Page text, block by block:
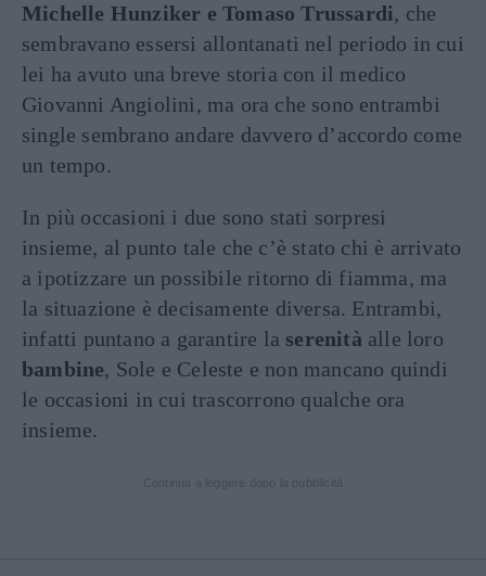
Michelle Hunziker e Tomaso Trussardi, che
sembravano essersi allontanati nel periodo in cui
lei ha avuto una breve storia con il medico
Giovanni Angiolini, ma ora che sono entrambi
single sembrano andare davvero d’accordo come
un tempo.
In più occasioni i due sono stati sorpresi
insieme, al punto tale che c’è stato chi è arrivato
a ipotizzare un possibile ritorno di fiamma, ma
la situazione è decisamente diversa. Entrambi,
infatti puntano a garantire la serenità alle loro
bambine, Sole e Celeste e non mancano quindi
le occasioni in cui trascorrono qualche ora
insieme.